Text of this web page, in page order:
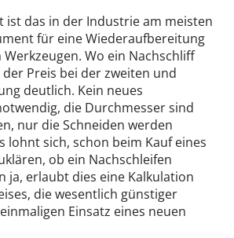
ist das in der Industrie am meisten
für eine Wiederaufbereitung
Wo ein Nachschliff
Preis bei der zweiten und
deutlich. Kein neues
die Durchmesser sind
nur die Schneiden werden
lohnt sich, schon beim Kauf eines
ob ein Nachschleifen
ja, erlaubt dies eine Kalkulation
die wesentlich günstiger
Einsatz eines neuen